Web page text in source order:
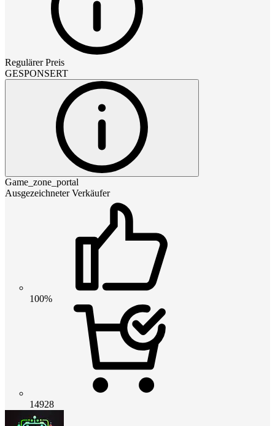
Regulärer Preis
GESPONSERT
Game_zone_portal
Ausgezeichneter Verkäufer
100%
14928